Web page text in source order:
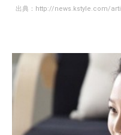
出典： http://news.kstyle.com/